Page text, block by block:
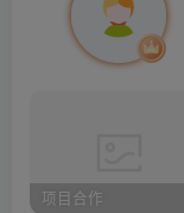
项目合作